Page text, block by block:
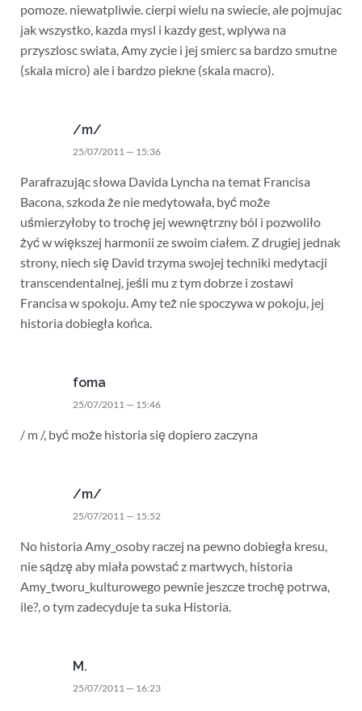
pomoze. niewatpliwie. cierpi wielu na swiecie, ale pojmujac
jak wszystko, kazda mysl i kazdy gest, wplywa na
przyszlosc swiata, Amy zycie i jej smierc sa bardzo smutne
(skala micro) ale i bardzo piekne (skala macro).
/m/
25/07/2011 — 15:36
Parafrazując słowa Davida Lyncha na temat Francisa
Bacona, szkoda że nie medytowała, być może
uśmierzyłoby to trochę jej wewnętrzny ból i pozwoliło
żyć w większej harmonii ze swoim ciałem. Z drugiej jednak
strony, niech się David trzyma swojej techniki medytacji
transcendentalnej, jeśli mu z tym dobrze i zostawi
Francisa w spokoju. Amy też nie spoczywa w pokoju, jej
historia dobiegła końca.
foma
25/07/2011 — 15:46
/ m /, być może historia się dopiero zaczyna
/m/
25/07/2011 — 15:52
No historia Amy_osoby raczej na pewno dobiegła kresu,
nie sądzę aby miała powstać z martwych, historia
Amy_tworu_kulturowego pewnie jeszcze trochę potrwa,
ile?, o tym zadecyduje ta suka Historia.
M.
25/07/2011 — 16:23